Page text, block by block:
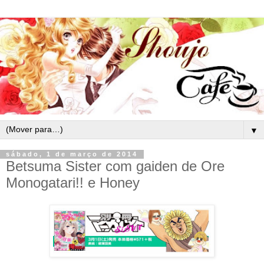
▼
sábado, 1 de março de 2014
Betsuma Sister com gaiden de Ore
Monogatari!! e Honey